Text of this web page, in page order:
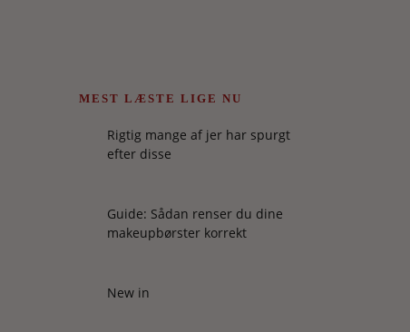
MEST LÆSTE LIGE NU
Rigtig mange af jer har spurgt
efter disse
Guide: Sådan renser du dine
makeupbørster korrekt
New in